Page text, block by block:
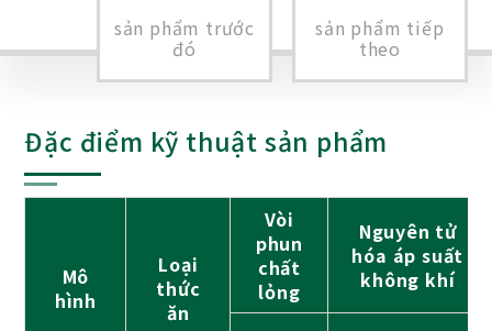
sản phẩm trước
đó
sản phẩm tiếp
theo
Đặc điểm kỹ thuật sản phẩm
Mô
hình
Loại
thức
ăn
Vòi
phun
chất
lỏng
Nguyên tử
hóa áp suất
không khí